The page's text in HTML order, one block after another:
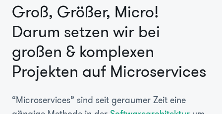
Referenzen
Branchen
Groß, Größer, Micro!
Darum setzen wir bei
großen & komplexen
Projekten auf Microservices
“Microservices” sind seit geraumer Zeit eine